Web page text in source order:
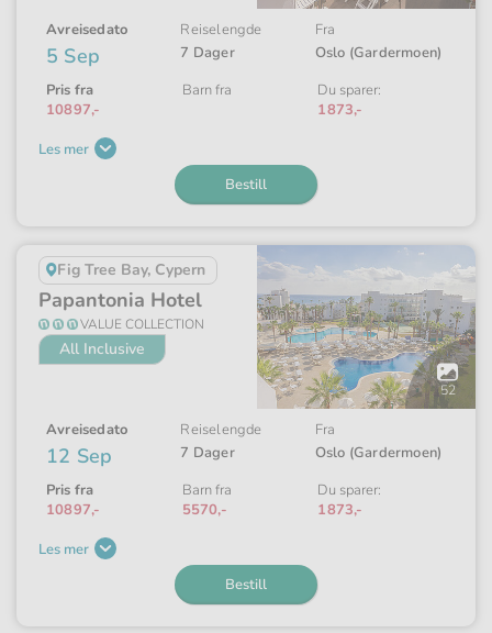
Avreisedato
5 Sep
Reiselengde
7 Dager
Fra
Oslo (Gardermoen)
Pris fra
10897,-
Barn fra
Du sparer:
1873,-
Les mer
Bestill
Fig Tree Bay, Cypern
Papantonia Hotel
VALUE COLLECTION
All Inclusive
Åpne
galleriet
52
Avreisedato
12 Sep
Reiselengde
7 Dager
Fra
Oslo (Gardermoen)
Pris fra
10897,-
Barn fra
5570,-
Du sparer:
1873,-
Les mer
Bestill